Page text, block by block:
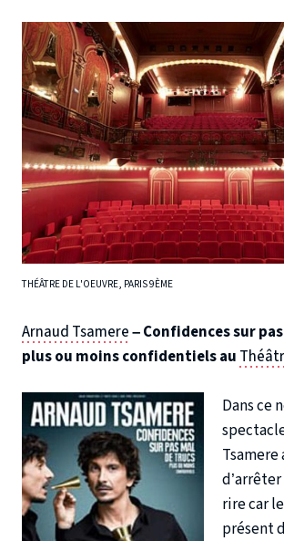
THÉÂTRE DE L'OEUVRE, PARIS 9ÈME
Arnaud Tsamere– Confidences sur
plus ou moins confidentiels au
Dans ce
rire car
présent